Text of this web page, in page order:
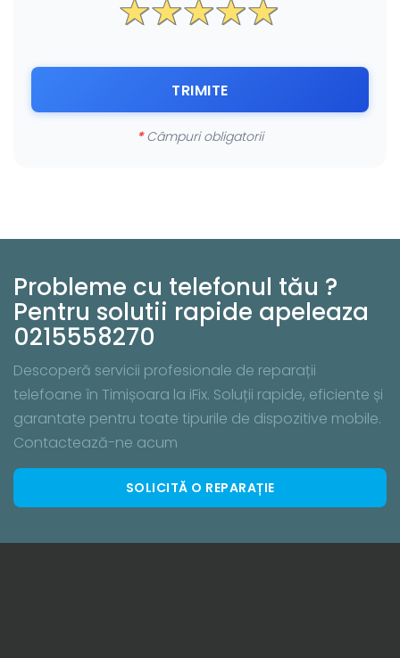
TRIMITE
*Câmpuri obligatorii
Probleme cu telefonul tău ?
Pentru solutii rapide apeleaza
0215558270
Descoperă servicii profesionale de reparații
telefoane în Timișoara la iFix. Soluții rapide, eficiente și
garantate pentru toate tipurile de dispozitive mobile.
Contactează-ne acum
SOLICITĂ O REPARAȚIE